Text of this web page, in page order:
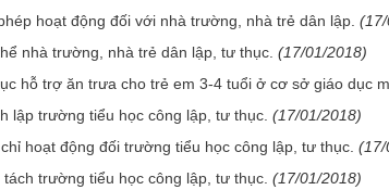
hoạt động đối với nhà trường, nhà trẻ dân lập.
nhà trường, nhà trẻ dân lập, tư thục. (17/01/2018)
hỗ trợ ăn trưa cho trẻ em 3-4 tuổi ở cơ sở giáo dục
lập trường tiểu học công lập, tư thục. (17/01/2018)
hoạt động đối trường tiểu học công lập, tư thục. (17/
tách trường tiểu học công lập, tư thục. (17/01/2018)